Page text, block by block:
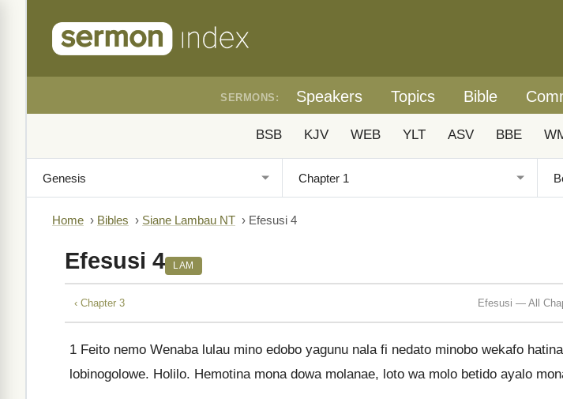
SERMONS: Speakers Topics Bible
BSB KJV WEB YLT ASV BBE
Home › Bibles › Siane Lambau NT › Efesusi 4
Efesusi 4 LAM
‹ Chapter 3 Efesusi — All
1 Feito nemo Wenaba lulau mino edobo yagunu nala fi nedato minobo wekafo
lobinogolowe. Holilo. Hemotina mona dowa molanae, loto wa molo betido ayalo